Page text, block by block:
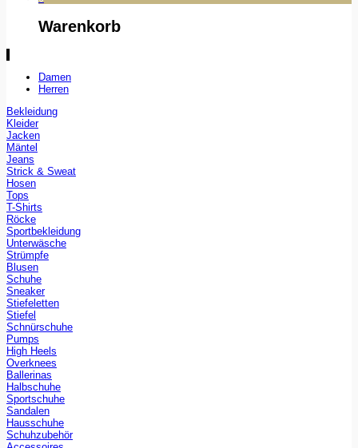
Warenkorb
Damen
Herren
Bekleidung
Kleider
Jacken
Mäntel
Jeans
Strick & Sweat
Hosen
Tops
T-Shirts
Röcke
Sportbekleidung
Unterwäsche
Strümpfe
Blusen
Schuhe
Sneaker
Stiefeletten
Stiefel
Schnürschuhe
Pumps
High Heels
Overknees
Ballerinas
Halbschuhe
Sportschuhe
Sandalen
Hausschuhe
Schuhzubehör